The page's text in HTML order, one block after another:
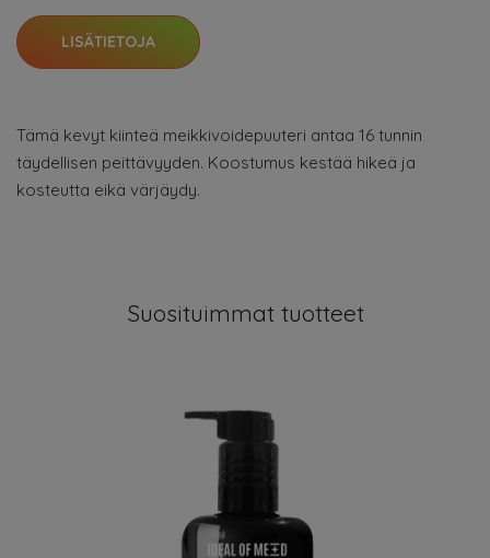
LISÄTIETOJA
Tämä kevyt kiinteä meikkivoidepuuteri antaa 16 tunnin
täydellisen peittävyyden. Koostumus kestää hikeä ja
kosteutta eikä värjäydy.
Suosituimmat tuotteet